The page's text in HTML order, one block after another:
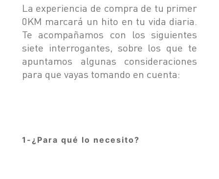
La experiencia de compra de tu primer
0KM marcará un hito en tu vida diaria.
Te acompañamos con los siguientes
siete interrogantes, sobre los que te
apuntamos algunas consideraciones
para que vayas tomando en cuenta:
1-¿Para qué lo necesito?